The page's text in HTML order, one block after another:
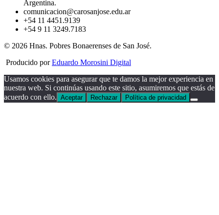
Argentina.
comunicacion@carosanjose.edu.ar
+54 11 4451.9139
+54 9 11 3249.7183
© 2026 Hnas. Pobres Bonaerenses de San José.
Producido porEduardo Morosini Digital
Usamos cookies para asegurar que te damos la mejor experiencia en
nuestra web. Si continúas usando este sitio, asumiremos que estás de
acuerdo con ello. Aceptar Rechazar Política de privacidad